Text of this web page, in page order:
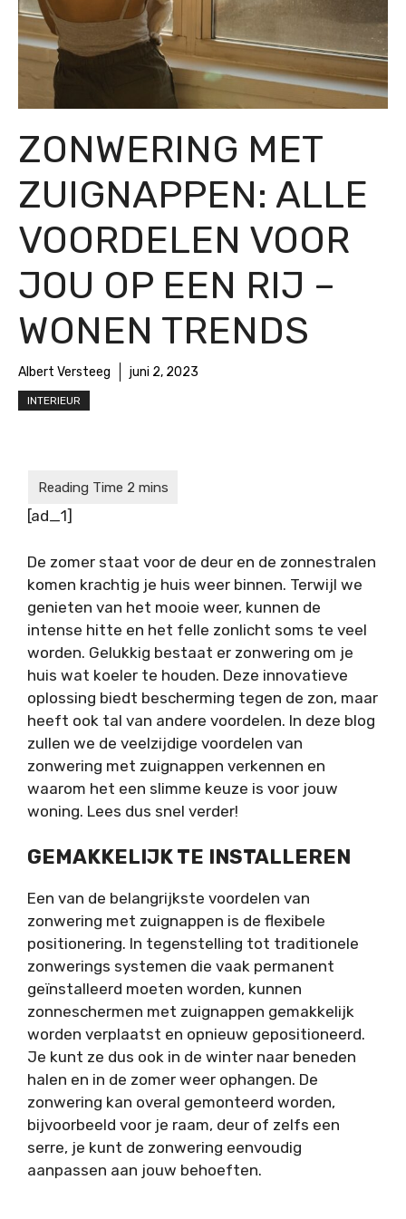
ZONWERING MET
ZUIGNAPPEN: ALLE
VOORDELEN VOOR
JOU OP EEN RIJ –
WONEN TRENDS
Albert Versteeg juni 2, 2023
INTERIEUR
[ad_1]
De zomer staat voor de deur en de zonnestralen
komen krachtig je huis weer binnen. Terwijl we
genieten van het mooie weer, kunnen de
intense hitte en het felle zonlicht soms te veel
worden. Gelukkig bestaat er zonwering om je
huis wat koeler te houden. Deze innovatieve
oplossing biedt bescherming tegen de zon, maar
heeft ook tal van andere voordelen. In deze blog
zullen we de veelzijdige voordelen van
zonwering met zuignappen verkennen en
waarom het een slimme keuze is voor jouw
woning. Lees dus snel verder!
GEMAKKELIJK TE INSTALLEREN
Een van de belangrijkste voordelen van
zonwering met zuignappen is de flexibele
positionering. In tegenstelling tot traditionele
zonwerings systemen die vaak permanent
geïnstalleerd moeten worden, kunnen
zonneschermen met zuignappen gemakkelijk
worden verplaatst en opnieuw gepositioneerd.
Je kunt ze dus ook in de winter naar beneden
halen en in de zomer weer ophangen. De
zonwering kan overal gemonteerd worden,
bijvoorbeeld voor je raam, deur of zelfs een
serre, je kunt de zonwering eenvoudig
aanpassen aan jouw behoeften.